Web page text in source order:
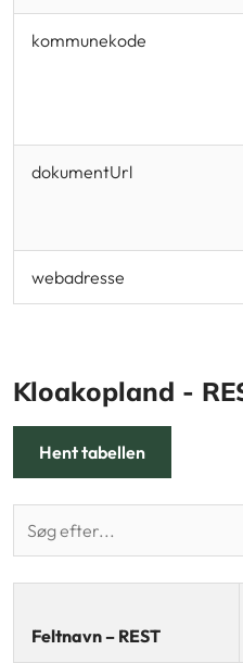
kommunekode
dokumentUrl
webadresse
Kloakopland -
Hent tabellen
Feltnavn – REST